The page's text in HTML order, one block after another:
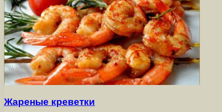
Жареные креветки